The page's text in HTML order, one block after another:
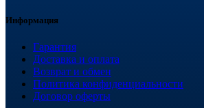
Информация
Гарантия
Доставка и оплата
Возврат и обмен
Политика конфиденциальности
Договор оферты